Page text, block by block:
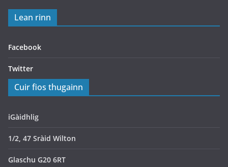
Lean rinn
Facebook
Twitter
Cuir fios thugainn
iGàidhlig
1/2, 47 Sràid Wilton
Glaschu G20 6RT